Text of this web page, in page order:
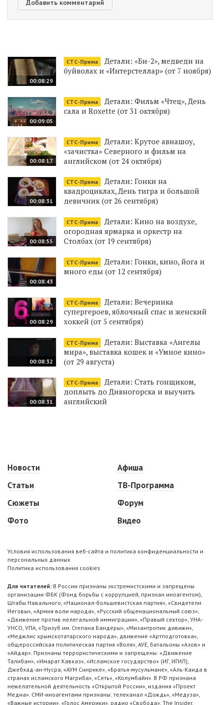
00:08:29
СТС-Прима
Детали: «Би-2», медведи на
буйволах и «Интерстеллар» (от 7 ноября)
00:09:05
СТС-Прима
Детали: Фильм «Чтец», День
сала и Roxette (от 31 октября)
00:08:17
СТС-Прима
Детали: Крутое авиашоу,
«зачистка» Северного и фильм на
английском (от 24 октября)
00:08:31
СТС-Прима
Детали: Гонки на
квадроциклах, День тигра и большой
девичник (от 26 сентября)
00:08:55
СТС-Прима
Детали: Кино на воздухе,
огородная ярмарка и оркестр на
Столбах (от 19 сентября)
00:08:43
СТС-Прима
Детали: Гонки, кино, йога и
много еды (от 12 сентября)
00:08:29
СТС-Прима
Детали: Вечеринка
супергероев, яблочный спас и женский
хоккей (от 5 сентября)
00:08:32
СТС-Прима
Детали: Выставка «Ангелы
мира», выставка кошек и «Умное кино»
(от 29 августа)
00:08:31
СТС-Прима
Детали: Стать гонщиком,
доплыть до Дивногорска и выучить
английский
Новости
Статьи
Сюжеты
Фото
Афиша
ТВ-Программа
Форум
Видео
Условия использования веб-сайта и политика конфиденциальности и
персональных данных
Политика использования cookies
Для читателей: В России признаны экстремистскими и запрещены
организации ФБК (Фонд борьбы с коррупцией, признан иноагентом),
Штабы Навального, «Национал-большевистская партия», «Свидетели
Иеговы», «Армия воли народа», «Русский общенациональный союз»,
«Движение против нелегальной иммиграции», «Правый сектор», УНА-
УНСО, УПА, «Тризуб им. Степана Бандеры», «Мизантропик дивижн»,
«Меджлис крымскотатарского народа», движение «Артподготовка»,
общероссийская политическая партия «Воля», АУЕ, батальоны «Азов» и
«Айдар». Признаны террористическими и запрещены: «Движение
Талибан», «Имарат Кавказ», «Исламское государство» (ИГ, ИГИЛ),
Джебхад-ан-Нусра, «АУМ Синрике», «Братья-мусульмане», «Аль-Каида в
странах исламского Магриба», «Сеть», «Колумбайн». В РФ признана
нежелательной деятельность «Открытой России», издания «Проект
Медиа». СМИ-иноагентами признаны: телеканал «Дождь», «Медуза»,
«Важные истории», «Голос Америки», радио «Свобода», The Insider,